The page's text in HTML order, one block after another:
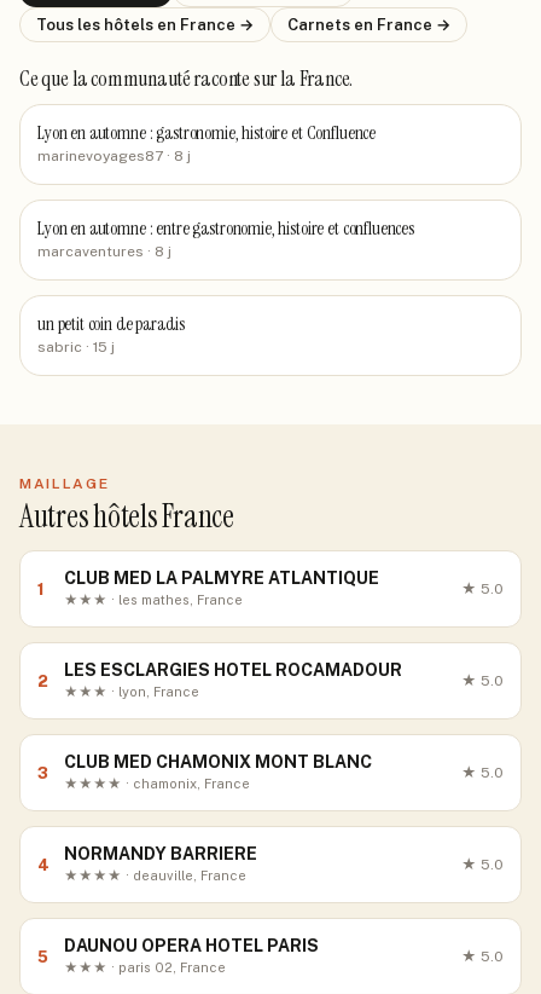
Tous les hôtels en France → Carnets en France →
Ce que la communauté racontesur la France.
Lyon en automne : gastronomie, histoire et Confluence
marinevoyages87 · 8 j
Lyon en automne : entre gastronomie, histoire et confluences
marcaventures · 8 j
un petit coin de paradis
sabric · 15 j
MAILLAGE
Autres hôtels France
1
CLUB MED LA PALMYRE ATLANTIQUE
★★★ · les mathes, France
★ 5.0
2
LES ESCLARGIES HOTEL ROCAMADOUR
★★★ · lyon, France
★ 5.0
3
CLUB MED CHAMONIX MONT BLANC
★★★★ · chamonix, France
★ 5.0
4
NORMANDY BARRIERE
★★★★ · deauville, France
★ 5.0
5
DAUNOU OPERA HOTEL PARIS
★★★ · paris 02, France
★ 5.0